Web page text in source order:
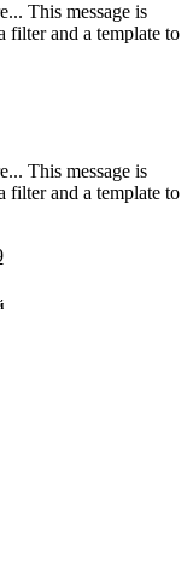
This message is
filter and a template to
This message is
filter and a template to